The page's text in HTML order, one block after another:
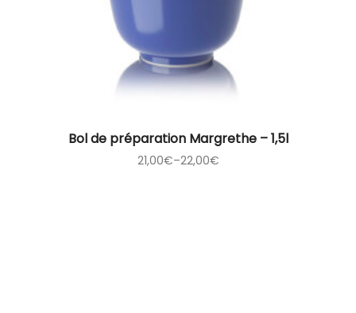
Bol de préparation Margrethe – 1,5l
21,00€–22,00€